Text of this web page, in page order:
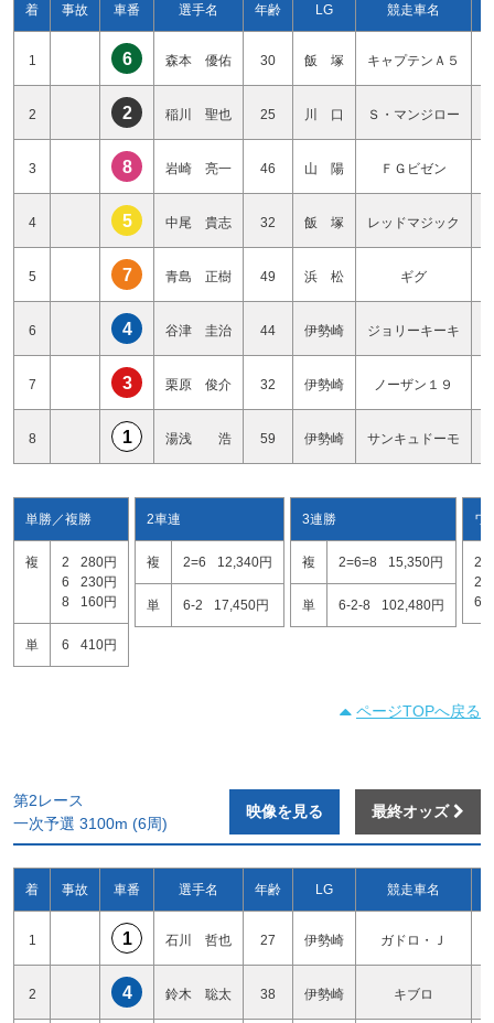
着 事故 車番 選手名 年齢 LG 競走車名
1 6 森本 優佑 30 飯 塚 キャプテンＡ５
2 2 稲川 聖也 25 川 口 Ｓ・マンジロー
3 8 岩崎 亮一 46 山 陽 ＦＧビゼン
4 5 中尾 貴志 32 飯 塚 レッドマジック
5 7 青島 正樹 49 浜 松 ギグ
6 4 谷津 圭治 44 伊勢崎 ジョリーキーキ
7 3 栗原 俊介 32 伊勢崎 ノーザン１９
8 1 湯浅 浩 59 伊勢崎 サンキュドーモ
単勝／複勝
複 2
280円
6
230円
8
160円
単 6 410円
2車連
複 2=6 12,340円
単 6-2 17,450円
3連勝
複 2=6=8 15,350円
単 6-2-8 102,480円
ワ
ページTOPへ戻る
第2レース
一次予選 3100m (6周)
映像を見る 最終オッズ
着 事故 車番 選手名 年齢 LG 競走車名
1 1 石川 哲也 27 伊勢崎 ガドロ・Ｊ
2 4 鈴木 聡太 38 伊勢崎 キブロ